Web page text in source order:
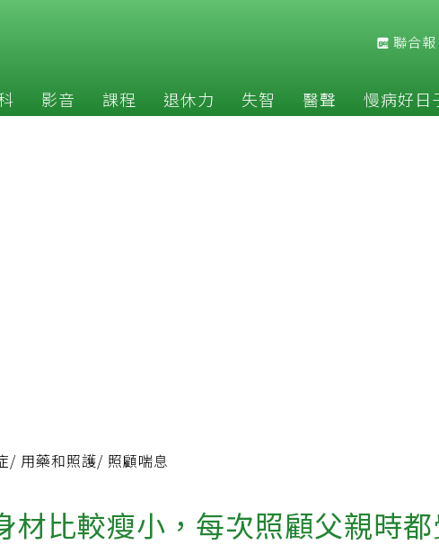
聯合報
影音 課程 退休力 失智 醫聲 慢病好日
/ 用藥和照護/ 照顧喘息
材比較瘦小，每次照顧父親時都